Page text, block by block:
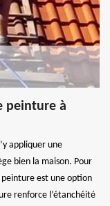
peinture à
appliquer une
bien la maison. Pour
peinture est une option
renforce l’étanchéité